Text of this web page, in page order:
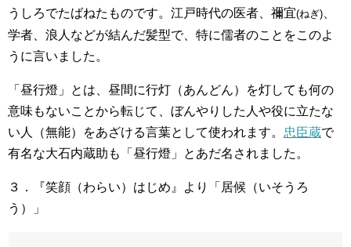
うしろでたばねたものです。江戸時代の医者、禰宜(ねぎ)
学者、浪人などが結んだ髪型で、特に儒者のことをこのよ
うに言いました。
「昼行燈」とは、昼間に行灯（あんどん）を灯しても何の
意味もないことから転じて、ぼんやりした人や役に立たな
い人（無能）をあざける言葉として使われます。 忠臣蔵で
有名な大石内蔵助も「昼行燈」とあだ名されました。
３．『笑顔（わらい）はじめ』より「居候（いそうろ
う）」